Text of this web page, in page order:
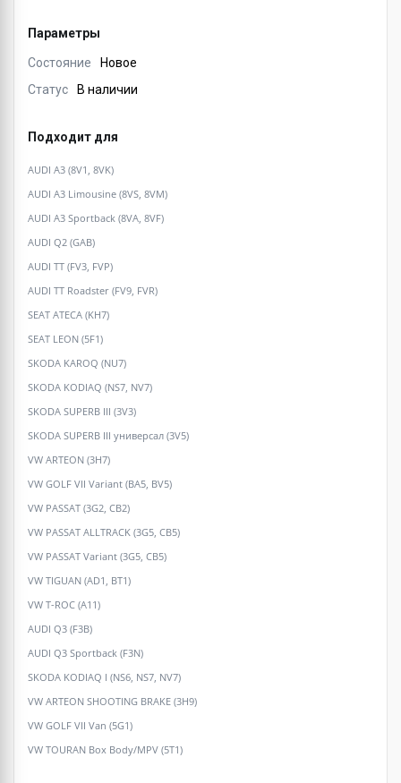
Параметры
Состояние
Новое
Статус
В наличии
Подходит для
AUDI A3 (8V1, 8VK)
AUDI A3 Limousine (8VS, 8VM)
AUDI A3 Sportback (8VA, 8VF)
AUDI Q2 (GAB)
AUDI TT (FV3, FVP)
AUDI TT Roadster (FV9, FVR)
SEAT ATECA (KH7)
SEAT LEON (5F1)
SKODA KAROQ (NU7)
SKODA KODIAQ (NS7, NV7)
SKODA SUPERB III (3V3)
SKODA SUPERB III универсал (3V5)
VW ARTEON (3H7)
VW GOLF VII Variant (BA5, BV5)
VW PASSAT (3G2, CB2)
VW PASSAT ALLTRACK (3G5, CB5)
VW PASSAT Variant (3G5, CB5)
VW TIGUAN (AD1, BT1)
VW T-ROC (A11)
AUDI Q3 (F3B)
AUDI Q3 Sportback (F3N)
SKODA KODIAQ I (NS6, NS7, NV7)
VW ARTEON SHOOTING BRAKE (3H9)
VW GOLF VII Van (5G1)
VW TOURAN Box Body/MPV (5T1)